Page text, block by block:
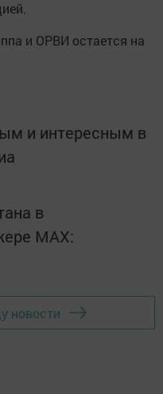
и ОРВИ остается на
и интересным в
в
MАХ:
новости